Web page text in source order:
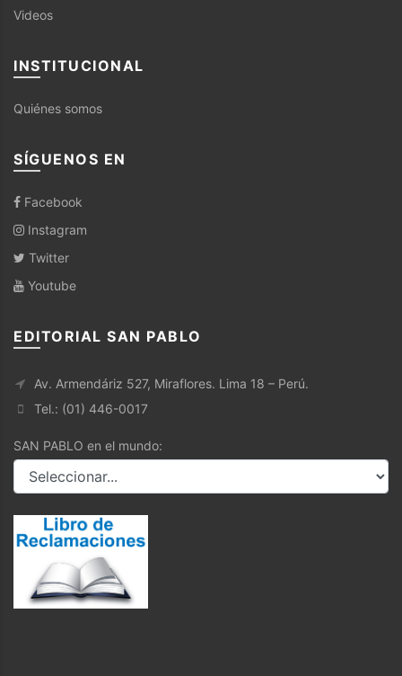
Videos
INSTITUCIONAL
Quiénes somos
SÍGUENOS EN
Facebook
Instagram
Twitter
Youtube
EDITORIAL SAN PABLO
Av. Armendáriz 527, Miraflores. Lima 18 – Perú.
Tel.: (01) 446-0017
SAN PABLO en el mundo: